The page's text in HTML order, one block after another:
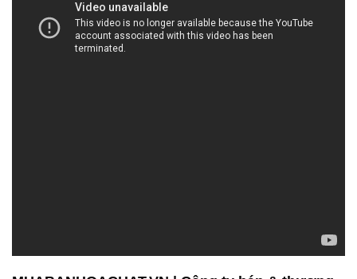
thiện và phát triển không ngừng. Đối với chúng tôi,
mối quan hệ dài hạn và sự hài lòng của khách hàng
là ưu tiên hàng đầu.